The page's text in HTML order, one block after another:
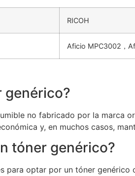
RICOH
Aficio MPC3002，
genérico?
no fabricado por la marca
y, en muchos casos,
tóner genérico?
para optar por un tóner